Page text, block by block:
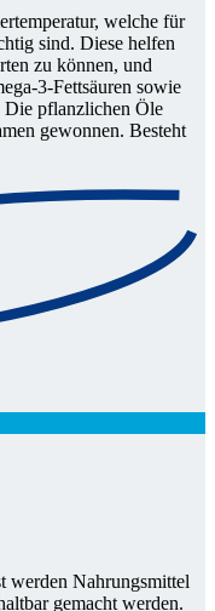
welche für
sind. Diese helfen
zu können, und
3-Fettsäuren sowie
Die pflanzlichen Öle
gewonnen. Besteht
Nahrungsmittel
gemacht werden.